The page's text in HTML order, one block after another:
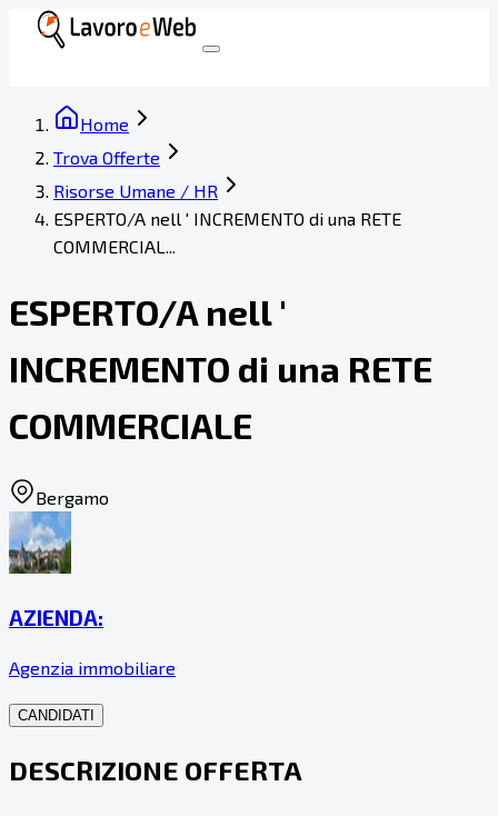
Home
Trova Offerte
Risorse Umane / HR
ESPERTO/A nell ' INCREMENTO di una RETE
COMMERCIAL...
ESPERTO/A nell '
INCREMENTO di una RETE
COMMERCIALE
Bergamo
AZIENDA:
Agenzia immobiliare
CANDIDATI
DESCRIZIONE OFFERTA